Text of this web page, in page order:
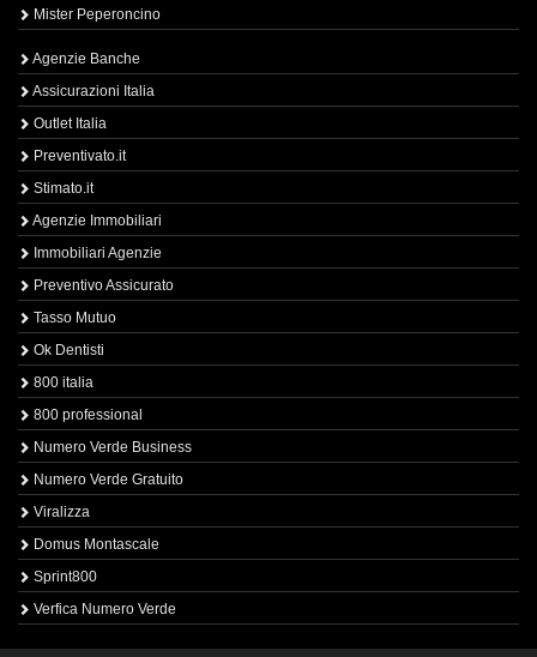
Mister Peperoncino
Agenzie Banche
Assicurazioni Italia
Outlet Italia
Preventivato.it
Stimato.it
Agenzie Immobiliari
Immobiliari Agenzie
Preventivo Assicurato
Tasso Mutuo
Ok Dentisti
800 italia
800 professional
Numero Verde Business
Numero Verde Gratuito
Viralizza
Domus Montascale
Sprint800
Verfica Numero Verde